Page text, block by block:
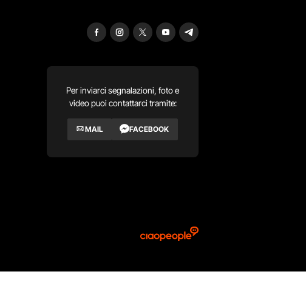
Per inviarci segnalazioni, foto e
video puoi contattarci tramite:
MAIL FACEBOOK